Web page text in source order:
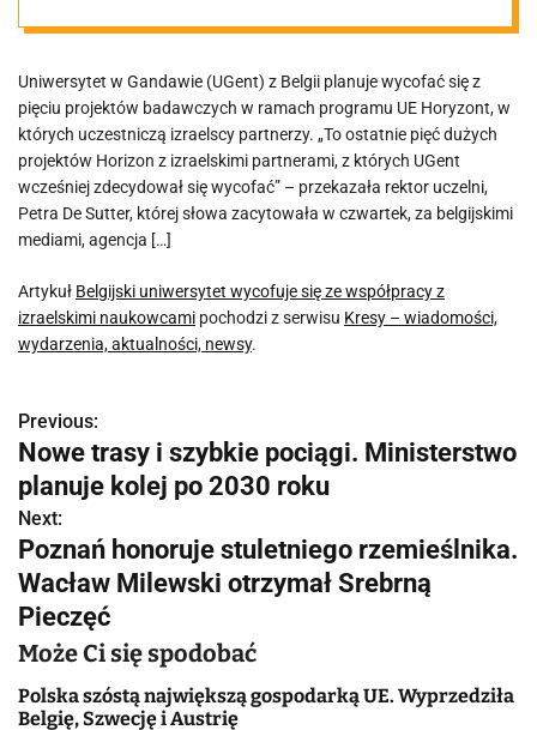
izraelskimi
naukowcami
Uniwersytet w Gandawie (UGent) z Belgii planuje wycofać się z
pięciu projektów badawczych w ramach programu UE Horyzont, w
których uczestniczą izraelscy partnerzy. „To ostatnie pięć dużych
projektów Horizon z izraelskimi partnerami, z których UGent
wcześniej zdecydował się wycofać” – przekazała rektor uczelni,
Petra De Sutter, której słowa zacytowała w czwartek, za belgijskimi
mediami, agencja […]
Artykuł Belgijski uniwersytet wycofuje się ze współpracy z
izraelskimi naukowcami pochodzi z serwisu Kresy – wiadomości,
wydarzenia, aktualności, newsy.
N
a
w
i
g
a
c
Previous:
Nowe trasy i szybkie pociągi. Ministerstwo
planuje kolej po 2030 roku
Next:
Poznań honoruje stuletniego rzemieślnika.
Wacław Milewski otrzymał Srebrną
Pieczęć
Może Ci się spodobać
Polska szóstą największą gospodarką UE. Wyprzedziła
Belgię, Szwecję i Austrię